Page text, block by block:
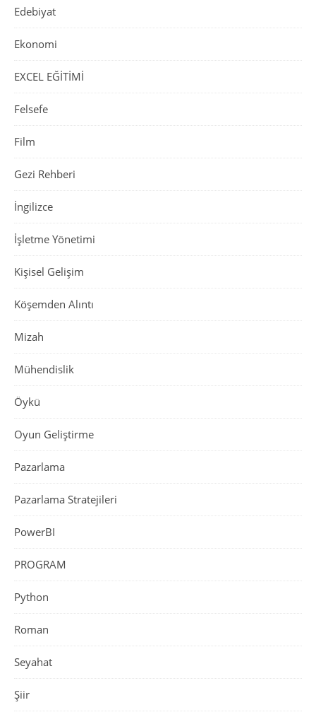
Edebiyat
Ekonomi
EXCEL EĞİTİMİ
Felsefe
Film
Gezi Rehberi
İngilizce
İşletme Yönetimi
Kişisel Gelişim
Köşemden Alıntı
Mizah
Mühendislik
Öykü
Oyun Geliştirme
Pazarlama
Pazarlama Stratejileri
PowerBI
PROGRAM
Python
Roman
Seyahat
Şiir